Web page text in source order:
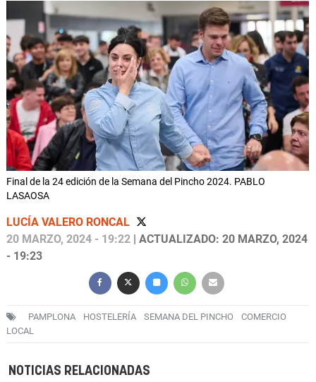
Final de la 24 edición de la Semana del Pincho 2024. PABLO
LASAOSA
LUCÍA VALERO RONCAL
20 MARZO, 2024 - 19:22 | ACTUALIZADO: 20 MARZO, 2024
- 19:23
PAMPLONA HOSTELERÍA SEMANA DEL PINCHO
COMERCIO
LOCAL
NOTICIAS RELACIONADAS